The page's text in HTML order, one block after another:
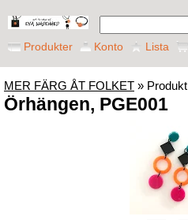
Produkter Konto Lista
MER FÄRG ÅT FOLKET » Produkt
Örhängen, PGE001